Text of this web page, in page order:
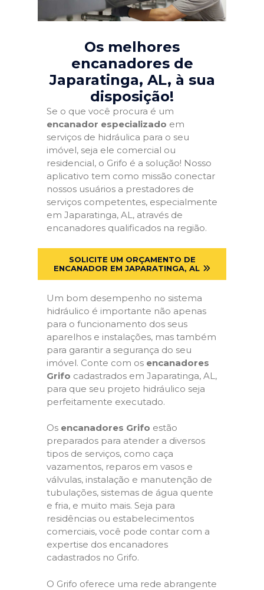
Os melhores
encanadores de
Japaratinga, AL, à sua
disposição!
Se o que você procura é um
encanador especializado em
serviços de hidráulica para o seu
imóvel, seja ele comercial ou
residencial, o Grifo é a solução! Nosso
aplicativo tem como missão conectar
nossos usuários a prestadores de
serviços competentes, especialmente
em Japaratinga, AL, através de
encanadores qualificados na região.
SOLICITE UM ORÇAMENTO DE
ENCANADOR EM JAPARATINGA, AL
Um bom desempenho no sistema
hidráulico é importante não apenas
para o funcionamento dos seus
aparelhos e instalações, mas também
para garantir a segurança do seu
imóvel. Conte com os encanadores
Grifo cadastrados em Japaratinga, AL,
para que seu projeto hidráulico seja
perfeitamente executado.
Os encanadores Grifo estão
preparados para atender a diversos
tipos de serviços, como caça
vazamentos, reparos em vasos e
válvulas, instalação e manutenção de
tubulações, sistemas de água quente
e fria, e muito mais. Seja para
residências ou estabelecimentos
comerciais, você pode contar com a
expertise dos encanadores
cadastrados no Grifo.
O Grifo oferece uma rede abrangente